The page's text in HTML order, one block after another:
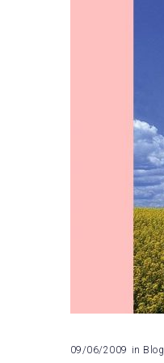
09/06/2009 in Blog